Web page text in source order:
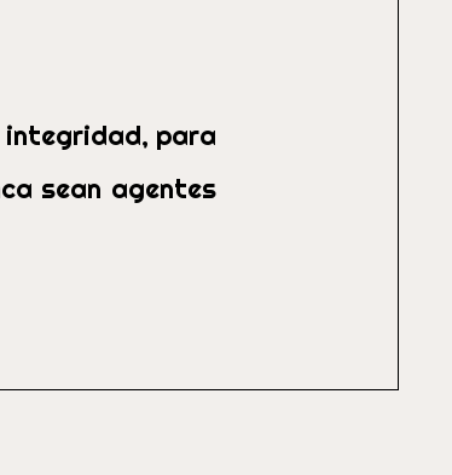
integridad, para
sean agentes